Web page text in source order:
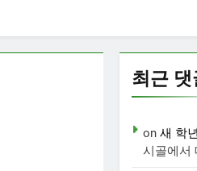
최근 댓
on 새 학
시골에서